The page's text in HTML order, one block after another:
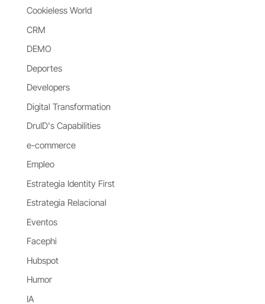
Cookieless World
CRM
DEMO
Deportes
Developers
Digital Transformation
DruID's Capabilities
e-commerce
Empleo
Estrategia Identity First
Estrategia Relacional
Eventos
Facephi
Hubspot
Humor
IA